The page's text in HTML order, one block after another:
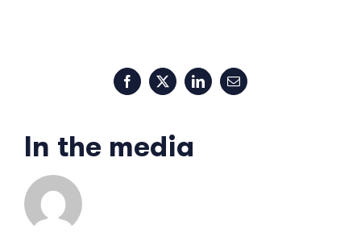
Facebook
X LinkedInEmail
In the media